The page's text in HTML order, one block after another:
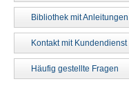
Bibliothek mit Anleitungen
Kontakt mit Kundendienst
Häufig gestellte Fragen